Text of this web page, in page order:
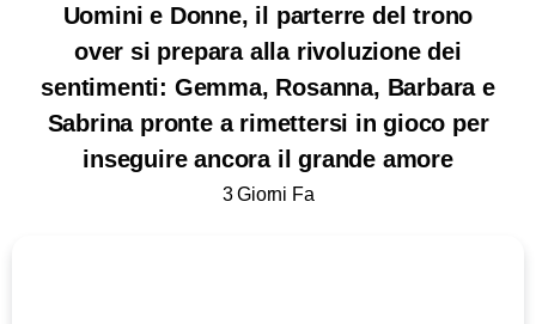
Uomini e Donne, il parterre del trono
over si prepara alla rivoluzione dei
sentimenti: Gemma, Rosanna, Barbara e
Sabrina pronte a rimettersi in gioco per
inseguire ancora il grande amore
3 Giorni Fa